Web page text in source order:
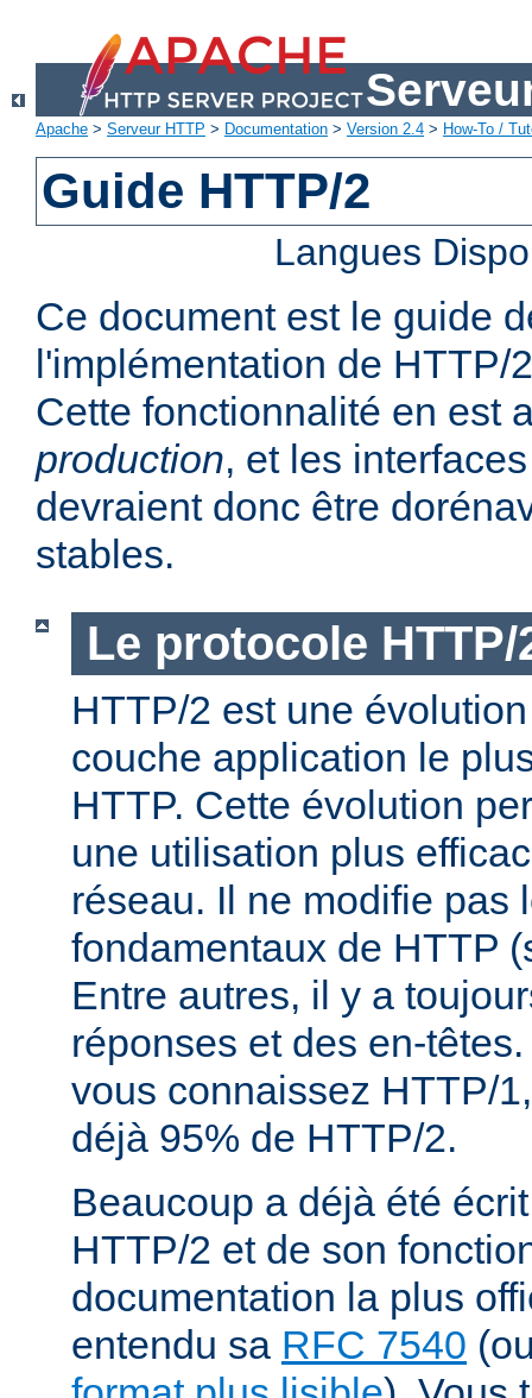
Apache > Serveur HTTP > Documentation > Version 2.4 > How-To /
Guide HTTP/2
Langues
Ce document est le guide
l'implémentation de HTTP/
Cette fonctionnalité en est
production, et les
devraient donc être
stables.
Le protocole HTTP/
HTTP/2 est une
couche application le
HTTP. Cette évolution
une utilisation plus
réseau. Il ne modifie pas
fondamentaux de HTTP
Entre autres, il y a
réponses et des en-
vous connaissez HTTP/
déjà 95% de HTTP/2.
Beaucoup a déjà été
HTTP/2 et de son
documentation la plus
entendu sa RFC 7540